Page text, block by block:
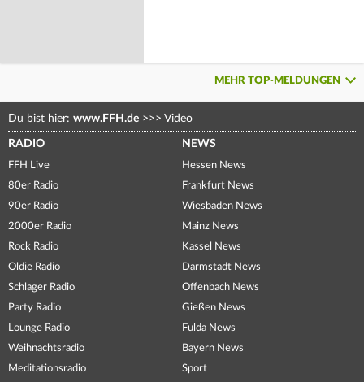
MEHR TOP-MELDUNGEN
Du bist hier: www.FFH.de >>> Video
RADIO
FFH Live
80er Radio
90er Radio
2000er Radio
Rock Radio
Oldie Radio
Schlager Radio
Party Radio
Lounge Radio
Weihnachtsradio
Meditationsradio
NEWS
Hessen News
Frankfurt News
Wiesbaden News
Mainz News
Kassel News
Darmstadt News
Offenbach News
Gießen News
Fulda News
Bayern News
Sport